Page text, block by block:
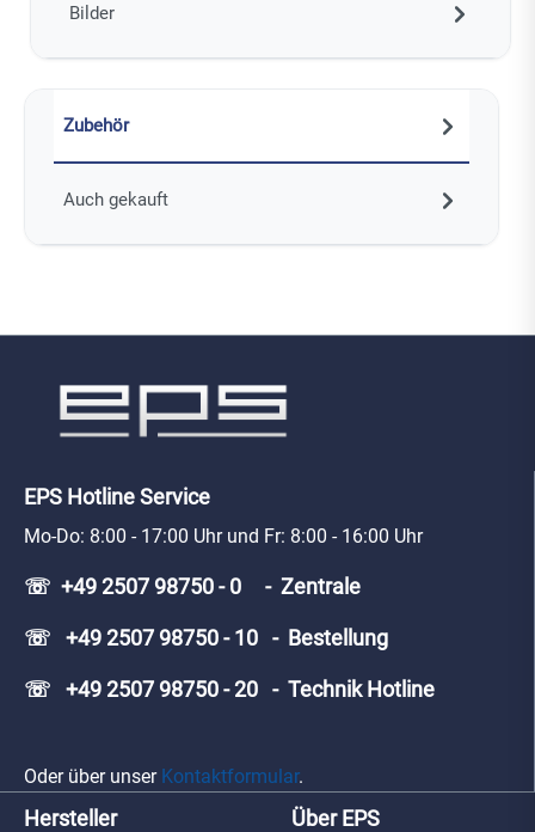
Bilder
Zubehör
Auch gekauft
EPS Hotline Service
Mo-Do: 8:00 - 17:00 Uhr und Fr: 8:00 - 16:00 Uhr
☏ +49 2507 98750 - 0 - Zentrale
☏ +49 2507 98750 - 10 - Bestellung
☏ +49 2507 98750 - 20 - Technik Hotline
Oder über unser Kontaktformular.
Hersteller Über EPS